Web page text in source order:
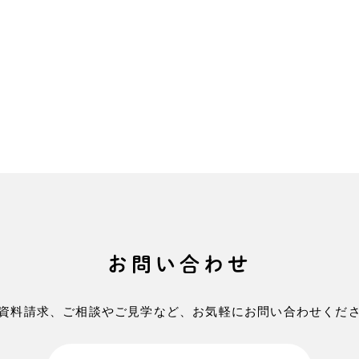
お問い合わせ
料請求、ご相談やご見学など、 お気軽にお問い合わせくだ